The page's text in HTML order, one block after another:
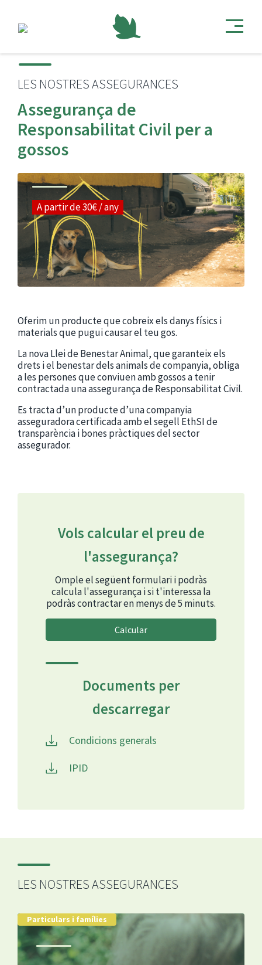
LES NOSTRES ASSEGURANCES
Assegurança de
Responsabilitat Civil per a
gossos
A partir de 30€ / any
Oferim un producte que cobreix els danys físics i
materials que pugui causar el teu gos.
La nova Llei de Benestar Animal, que garanteix els
drets i el benestar dels animals de companyia, obliga
a les persones que conviuen amb gossos a tenir
contractada una assegurança de Responsabilitat Civil.
Es tracta d’un producte d’una companyia
asseguradora certificada amb el segell EthSI de
transparència i bones pràctiques del sector
assegurador.
Vols calcular el preu de
l'assegurança?
Omple el següent formulari i podràs
calcula l'assegurança i si t'interessa la
podràs contractar en menys de 5 minuts.
Calcular
Documents per
descarregar
Condicions generals
IPID
LES NOSTRES ASSEGURANCES
Particulars i famílies